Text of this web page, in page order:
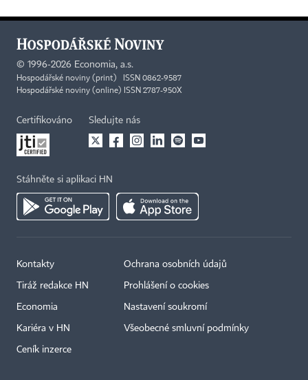
© 1996-2026 Economia, a.s.
Hospodářské noviny (print) ISSN 0862-9587
Hospodářské noviny (online) ISSN 2787-950X
Certifikováno Sledujte nás
Stáhněte si aplikaci HN
Kontakty
Tiráž redakce HN
Economia
Kariéra v HN
Ceník inzerce
Ochrana osobních údajů
Prohlášení o cookies
Nastavení soukromí
Všeobecné smluvní podmínky